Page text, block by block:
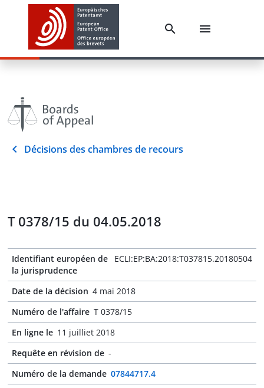
Décisions des chambres de recours
T 0378/15 du 04.05.2018
Identifiant européen de
la jurisprudence
ECLI:EP:BA:2018:T037815.20180504
Date de la décision 4 mai 2018
Numéro de l'affaire T 0378/15
En ligne le 11 juilliet 2018
Requête en révision de -
Numéro de la demande 07844717.4